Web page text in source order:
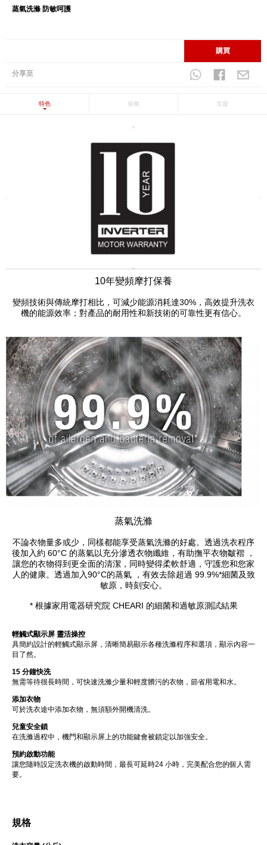
蒸氣洗滌 防敏呵護
購買
分享至
特色 規格 支援
10年變頻摩打保養
變頻技術與傳統摩打相比，可減少能源消耗達30%，高效提升洗衣
機的能源效率；對產品的耐用性和新技術的可靠性更有信心。
蒸氣洗滌
不論衣物量多或少，同樣都能享受蒸氣洗滌的好處。透過洗衣程序
後加入約 60°C 的蒸氣以充分滲透衣物纖維，有助撫平衣物皺褶 ，
讓您的衣物得到更全面的清潔，同時變得柔軟舒適，守護您和您家
人的健康。透過加入90°C的蒸氣 ，有效去除超過 99.9%*細菌及致
敏原，時刻安心。
* 根據家用電器研究院 CHEARI 的細菌和過敏原測試結果
輕觸式顯示屏 靈活操控
具簡約設計的輕觸式顯示屏，清晰簡易顯示各種洗滌程序和選項，顯示內容一
目了然。
15 分鐘快洗
無需等待很長時間，可快速洗滌少量和輕度髒污的衣物，節省用電和水。
添加衣物
可於洗衣途中添加衣物，無須額外開機清洗。
兒童安全鎖
在洗滌過程中，機門和顯示屏上的功能鍵會被鎖定以加強安全。
預約啟動功能
讓您隨時設定洗衣機的啟動時間，最長可延時24 小時，完美配合您的個人需
要。
規格